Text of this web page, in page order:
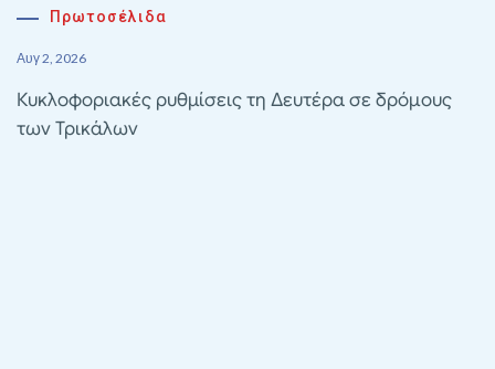
Πρωτοσέλιδα
Αυγ 2, 2026
Κυκλοφοριακές ρυθμίσεις τη Δευτέρα σε δρόμους
των Τρικάλων